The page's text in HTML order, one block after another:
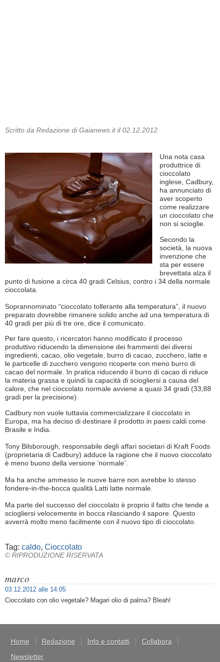
Scritto da Redazione di Gaianews.it il 02.12.2012
Una nota casa
produttrice di
cioccolato
inglese, Cadbury,
ha annunciato di
aver scoperto
come realizzare
un cioccolato che
non si scioglie.
Secondo la
società, la nuova
invenzione che
sta per essere
brevettata alza il
punto di fusione a circa 40 gradi Celsius, contro i 34 della normale
cioccolata.
Soprannominato “cioccolato tollerante alla temperatura”, il nuovo
preparato dovrebbe rimanere solido anche ad una temperatura di
40 gradi per più di tre ore, dice il comunicato.
Per fare questo, i ricercatori hanno modificato il processo
produttivo riducendo la dimensione dei frammenti dei diversi
ingredienti, cacao, olio vegetale, burro di cacao, zucchero, latte e
le particelle di zucchero vengono ricoperte con meno burro di
cacao del normale. In pratica riducendo il burro di cacao di riduce
la materia grassa e quindi la capacità di sciogliersi a causa del
calore, che nel cioccolato normale avviene a quasi 34 gradi (33,88
gradi per la precisione).
Cadbury non vuole tuttavia commercializzare il cioccolato in
Europa, ma ha deciso di destinare il prodotto in paesi caldi come
Brasile e India.
Tony Bilsborough, responsabile degli affari societari di Kraft Foods
(proprietaria di Cadbury) adduce la ragione che il nuovo cioccolato
è meno buono della versione ‘normale’.
Ma ha anche ammesso le nuove barre non avrebbe lo stesso
fondere-in-the-bocca qualità Latti latte normale.
Ma parte del successo del cioccolato è proprio il fatto che tende a
sciogliersi velocemente in bocca rilasciando il sapore. Questo
avverrà molto meno facilmente con il nuovo tipo di cioccolato.
Tag: caldo, Cioccolato
© RIPRODUZIONE RISERVATA
marco
03.12.2012 alle 14:05
Cioccolato con olio vegetale? Magari olio di palma? Bleah!
Home Redazione Info e contatti
Collabora
Newsletter